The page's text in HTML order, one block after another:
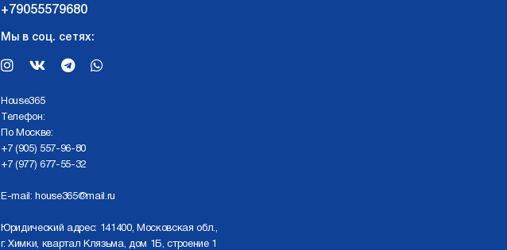
+79055579680
Мы в соц. сетях:
Нouse365
Телефон:
По Москве:
+7 (905) 557-96-80
+7 (977) 677-55-32
E-mail: house365@mail.ru
Юридический адрес: 141400, Московская обл.,
г. Химки, квартал Клязьма, дом 1Б, строение 1